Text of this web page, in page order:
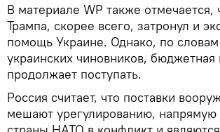
В материале WP также отмечается,
Трампа, скорее всего, затронул и
помощь Украине. Однако, по
украинских чиновников,
продолжает поступать.
Россия считает, что поставки
мешают урегулированию, напрямую